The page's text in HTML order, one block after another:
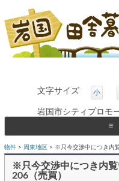
文字サイズ 小
岩国市シティプロ
物件 > 周東地区 > ※只今交渉中につき内
※只今交渉中につき内
206（売買）